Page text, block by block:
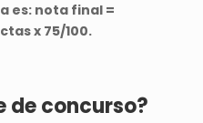
es: nota final =
x 75/100.
de concurso?